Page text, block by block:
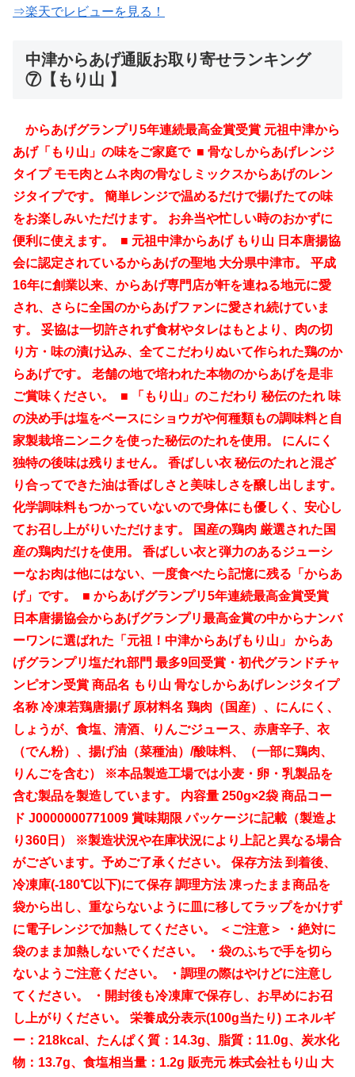
⇒楽天でレビューを見る！
中津からあげ通販お取り寄せランキング
⑦【 もり山 】
からあげグランプリ5年連続最高金賞受賞 元祖中津から
あげ「もり山」の味をご家庭で ■ 骨なしからあげレンジ
タイプ モモ肉とムネ肉の骨なしミックスからあげのレン
ジタイプです。 簡単レンジで温めるだけで揚げたての味
をお楽しみいただけます。 お弁当や忙しい時のおかずに
便利に使えます。 ■ 元祖中津からあげ もり山 日本唐揚協
会に認定されているからあげの聖地 大分県中津市。 平成
16年に創業以来、からあげ専門店が軒を連ねる地元に愛
され、さらに全国のからあげファンに愛され続けていま
す。 妥協は一切許されず食材やタレはもとより、肉の切
り方・味の漬け込み、全てこだわりぬいて作られた鶏のか
らあげです。 老舗の地で培われた本物のからあげを是非
ご賞味ください。 ■ 「もり山」のこだわり 秘伝のたれ 味
の決め手は塩をベースにショウガや何種類もの調味料と自
家製栽培ニンニクを使った秘伝のたれを使用。 にんにく
独特の後味は残りません。 香ばしい衣 秘伝のたれと混ざ
り合ってできた油は香ばしさと美味しさを醸し出します。
化学調味料もつかっていないので身体にも優しく、安心し
てお召し上がりいただけます。 国産の鶏肉 厳選された国
産の鶏肉だけを使用。 香ばしい衣と弾力のあるジューシ
ーなお肉は他にはない、一度食べたら記憶に残る「からあ
げ」です。 ■ からあげグランプリ5年連続最高金賞受賞
日本唐揚協会からあげグランプリ最高金賞の中からナンバ
ーワンに選ばれた「元祖！中津からあげもり山」 からあ
げグランプリ塩だれ部門 最多9回受賞・初代グランドチャ
ンピオン受賞 商品名 もり山 骨なしからあげレンジタイプ
名称 冷凍若鶏唐揚げ 原材料名 鶏肉（国産）、にんにく、
しょうが、食塩、清酒、りんごジュース、赤唐辛子、衣
（でん粉）、揚げ油（菜種油）/酸味料、（一部に鶏肉、
りんごを含む） ※本品製造工場では小麦・卵・乳製品を
含む製品を製造しています。 内容量 250g×2袋 商品コー
ド J0000000771009 賞味期限 パッケージに記載（製造よ
り360日） ※製造状況や在庫状況により上記と異なる場合
がございます。予めご了承ください。 保存方法 到着後、
冷凍庫(-180℃以下)にて保存 調理方法 凍ったまま商品を
袋から出し、重ならないように皿に移してラップをかけず
に電子レンジで加熱してください。 ＜ご注意＞ ・絶対に
袋のまま加熱しないでください。 ・袋のふちで手を切ら
ないようご注意ください。 ・調理の際はやけどに注意し
てください。 ・開封後も冷凍庫で保存し、お早めにお召
し上がりください。 栄養成分表示(100g当たり) エネルギ
ー：218kcal、たんぱく質：14.3g、脂質：11.0g、炭水化
物：13.7g、食塩相当量：1.2g 販売元 株式会社もり山 大